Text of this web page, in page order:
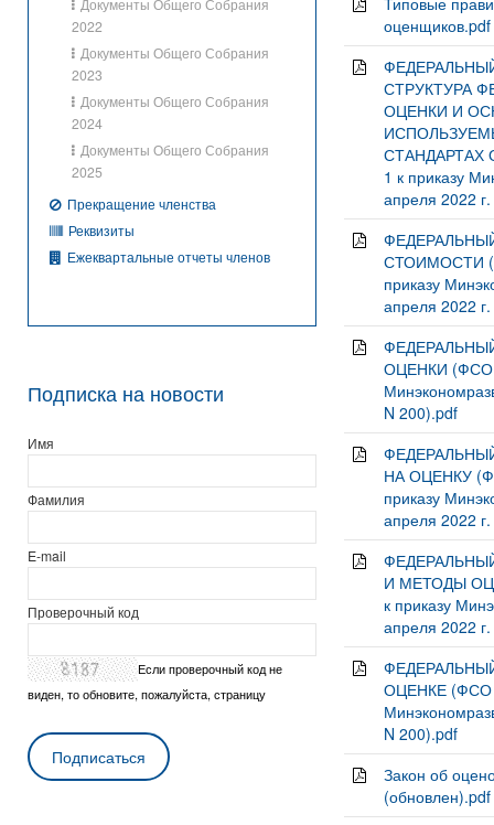
оценщиков.pdf
СТРУКТУРА
ОЦЕНКИ И
СТАНДАРТАХ
1 к приказу
апреля 2022
СТОИМОСТИ
приказу
апреля 2022
ОЦЕНКИ (ФСО
N 200).pdf
НА ОЦЕНКУ
приказу
апреля 2022
И МЕТОДЫ
к приказу
апреля 2022
ОЦЕНКЕ (ФСО
N 200).pdf
Закон об
(обновлен).pdf
Документы Общего Собрания
2022
Документы Общего Собрания
2023
Документы Общего Собрания
2024
Документы Общего Собрания
2025
Прекращение членства
Реквизиты
Ежеквартальные отчеты членов
Подписка на новости
Имя
Фамилия
E-mail
Проверочный код
Если проверочный код не
виден, то обновите, пожалуйста, страницу